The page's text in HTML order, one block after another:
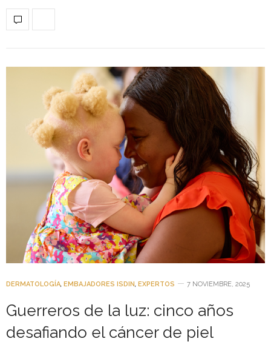
DERMATOLOGÍA EMBAJADORES ISDIN EXPERTOS 7 NOVIEMBRE, 2025
Guerreros de la luz: cinco años
desafiando el cáncer de piel